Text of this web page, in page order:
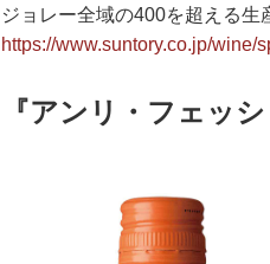
ジョレー全域の400を超える生
https://www.suntory.co.jp/wine/
『アンリ・フェッ